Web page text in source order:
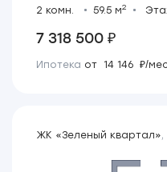
2 комн. 59.5 м2
7 318 500 ₽
Ипотека от 14 146 ₽/
ЖК «Зеленый квартал»,